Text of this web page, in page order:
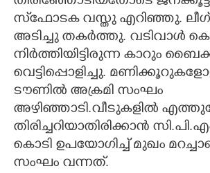
സ്‌ഫോടക വസ്തു എറിഞ്ഞു.
അടിച്ചു തകർത്തു. വടിവാൾ
നിർത്തിയിട്ടിരുന്ന കാറും
വെട്ടിപ്പൊളിച്ചു.
ടൗണിൽ അക്രമി സംഘം
അഴിഞ്ഞാടി.വീടുകളിൽ
തിരിച്ചറിയാതിരിക്കാൻ
കൊടി ഉപയോഗിച്ച് മുഖം
സംഘം വന്നത്.